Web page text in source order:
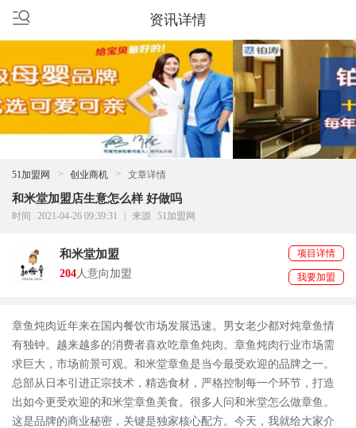
资讯详情
51加盟网 创业商机 文章详情
和米堂加盟店生意怎么样 好做吗
时间 2021-04-26 09:39:31 来源 51加盟网
和米堂加盟
204 人意向加盟
项目详情
我要加盟
章鱼炖肉近年来在国内餐饮市场发展迅速。男女老少都对炖章鱼情
有独钟。越来越多的消费者喜欢吃章鱼炖肉。章鱼炖肉行业市场需
求巨大，市场前景可观。和米堂章鱼是当今最受欢迎的品牌之一。
总部从日本引进正宗技术，精选食材，严格控制每一个环节，打造
出如今更受欢迎的和米堂章鱼美食。很多人问和米堂怎么做章鱼。
这是品牌的商业秘密，关键是独家核心配方。今天，我就给大家介